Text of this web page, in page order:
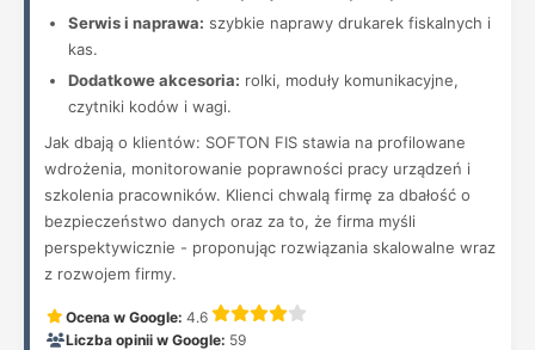
Serwis i naprawa: szybkie naprawy drukarek fiskalnych i
kas.
Dodatkowe akcesoria: rolki, moduły komunikacyjne,
czytniki kodów i wagi.
Jak dbają o klientów: SOFTON FIS stawia na profilowane
wdrożenia, monitorowanie poprawności pracy urządzeń i
szkolenia pracowników. Klienci chwalą firmę za dbałość o
bezpieczeństwo danych oraz za to, że firma myśli
perspektywicznie - proponując rozwiązania skalowalne wraz
z rozwojem firmy.
Ocena w Google: 4.6
Liczba opinii w Google: 59